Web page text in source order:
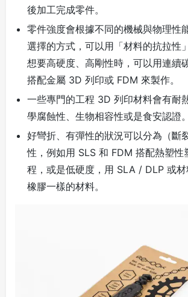
後加工完成零件。
零件強度會根據不同的機械與物理性
選擇的方式，可以用「材料的抗拉性
想要高硬度、高剛性時，可以用連續
搭配金屬 3D 列印或 FDM 來製作。
一些專門的工程 3D 列印材料會有耐
學腐蝕性、生物相容性或是食安認證。
好彎折、有彈性的狀況可以分為（斷
性，例如用 SLS 和 FDM 搭配熱塑性
程，或是低硬度，用 SLA / DLP 或
橡膠一樣的材料。